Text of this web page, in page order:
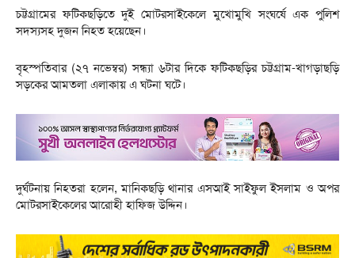
চট্টগ্রামের ফটিকছড়িতে দুই মোটরসাইকেলে মুখোমুখি সংঘর্ষে এক পুলিশ
সদস্যসহ দুজন নিহত হয়েছেন।
বৃহস্পতিবার (২৭ নভেম্বর) সন্ধ্যা ৬টার দিকে ফটিকছড়ির চট্টগ্রাম-খাগড়াছড়ি
সড়কের আমতলা এলাকায় এ ঘটনা ঘটে।
দুর্ঘটনায় নিহতরা হলেন, মানিকছড়ি থানার এসআই সাইফুল ইসলাম ও অপর
মোটরসাইকেলের আরোহী হাফিজ উদ্দিন।